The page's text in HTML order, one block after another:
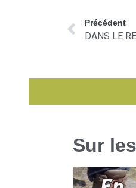
Précédent
DANS LE
Sur